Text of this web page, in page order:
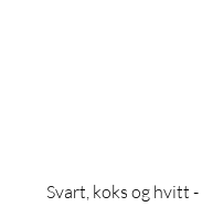
Svart, koks og hvitt - ...